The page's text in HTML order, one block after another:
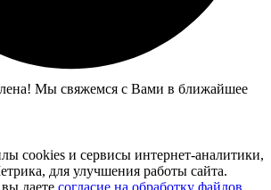
Мы свяжемся с Вами в ближайшее
cookies и сервисы интернет-аналитики,
для улучшения работы сайта.
даете согласие на обработку файлов